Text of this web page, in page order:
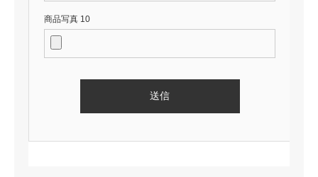
商品写真 10